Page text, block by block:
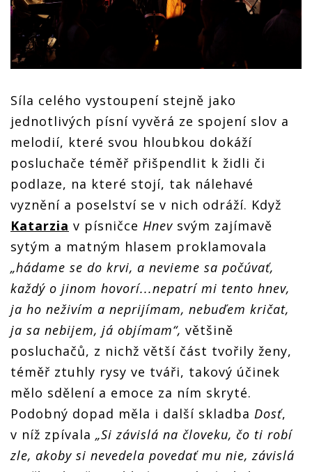
Síla celého vystoupení stejně jako
jednotlivých písní vyvěrá ze spojení slov a
melodií, které svou hloubkou dokáží
posluchače téměř přišpendlit k židli či
podlaze, na které stojí, tak nálehavé
vyznění a poselství se v nich odráží. Když
Katarzia v písničce Hnev svým zajímavě
sytým a matným hlasem proklamovala
„hádame se do krvi, a nevieme sa počúvať,
každý o jinom hovorí...nepatrí mi tento hnev,
ja ho neživím a neprijímam, nebuďem kričat,
ja sa nebijem, já objímam“, většině
posluchačů, z nichž větší část tvořily ženy,
téměř ztuhly rysy ve tváři, takový účinek
mělo sdělení a emoce za ním skryté.
Podobný dopad měla i další skladba Dosť,
v níž zpívala „Si závislá na človeku, čo ti robí
zle, akoby si nevedela povedať mu nie, závislá